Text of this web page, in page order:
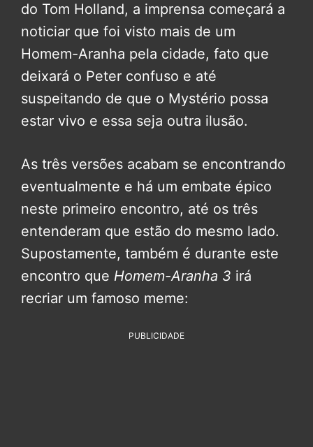
do Tom Holland, a imprensa começará a
noticiar que foi visto mais de um
Homem-Aranha pela cidade, fato que
deixará o Peter confuso e até
suspeitando de que o Mystério possa
estar vivo e essa seja outra ilusão.
As três versões acabam se encontrando
eventualmente e há um embate épico
neste primeiro encontro, até os três
entenderam que estão do mesmo lado.
Supostamente, também é durante este
encontro que Homem-Aranha 3 irá
recriar um famoso meme:
PUBLICIDADE